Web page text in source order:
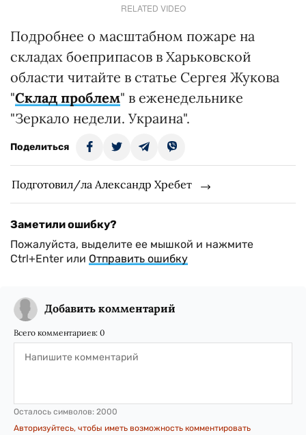
RELATED VIDEO
Подробнее о масштабном пожаре на
складах боеприпасов в Харьковской
области читайте в статье Сергея Жукова
"Склад проблем" в еженедельнике
"Зеркало недели. Украина".
Поделиться
Подготовил/ла Александр Хребет
Заметили ошибку?
Пожалуйста, выделите ее мышкой и нажмите
Ctrl+Enter или Отправить ошибку
Добавить комментарий
Всего комментариев: 0
Осталось символов: 2000
Авторизуйтесь, чтобы иметь возможность комментировать